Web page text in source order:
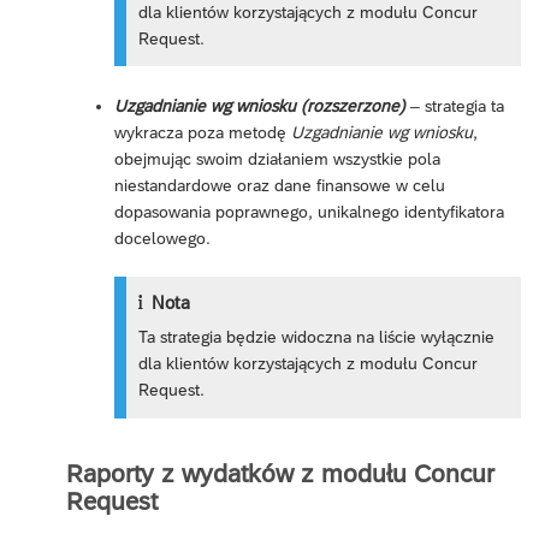
dla klientów korzystających z modułu Concur
Request.
Uzgadnianie wg wniosku (rozszerzone)– strategia ta
wykracza poza metodę Uzgadnianie wg wniosku,
obejmując swoim działaniem wszystkie pola
niestandardowe oraz dane finansowe w celu
dopasowania poprawnego, unikalnego identyfikatora
docelowego.
Nota
Ta strategia będzie widoczna na liście wyłącznie
dla klientów korzystających z modułu Concur
Request.
Raporty z wydatków z modułu Concur
Request